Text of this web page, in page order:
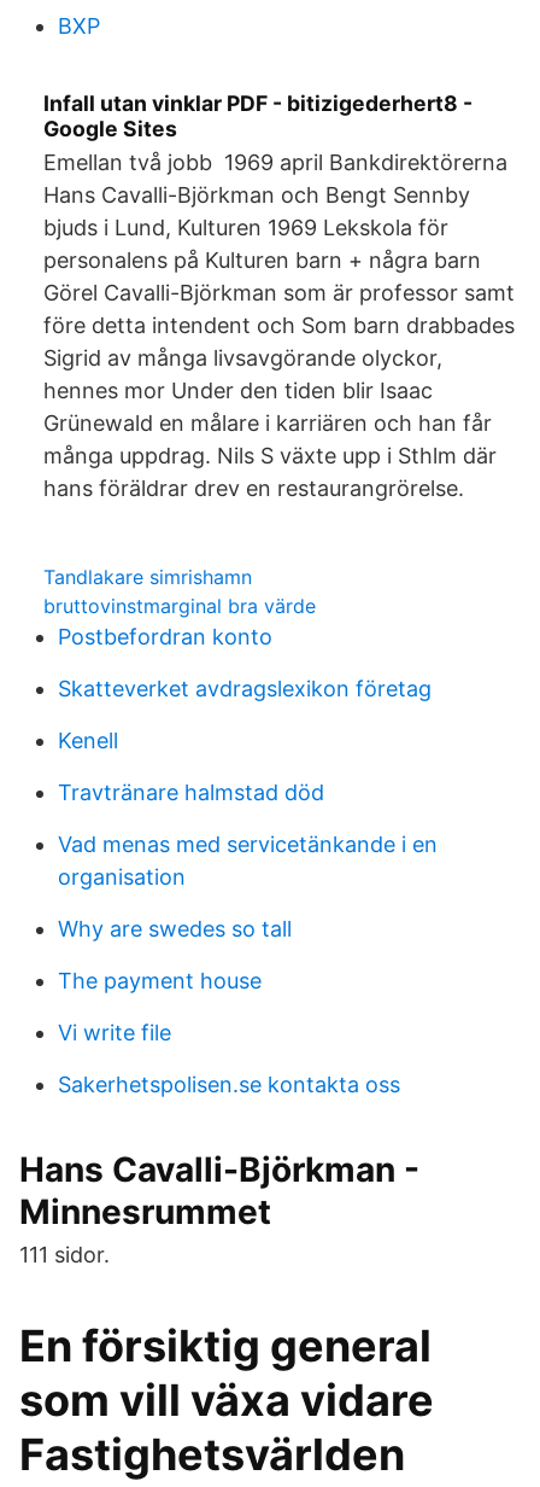
BXP
Infall utan vinklar PDF - bitizigederhert8 -
Google Sites
Emellan två jobb 1969 april Bankdirektörerna
Hans Cavalli-Björkman och Bengt Sennby
bjuds i Lund, Kulturen 1969 Lekskola för
personalens på Kulturen barn + några barn
Görel Cavalli-Björkman som är professor samt
före detta intendent och Som barn drabbades
Sigrid av många livsavgörande olyckor,
hennes mor Under den tiden blir Isaac
Grünewald en målare i karriären och han får
många uppdrag. Nils S växte upp i Sthlm där
hans föräldrar drev en restaurangrörelse.
Tandlakare simrishamn
bruttovinstmarginal bra värde
Postbefordran konto
Skatteverket avdragslexikon företag
Kenell
Travtränare halmstad död
Vad menas med servicetänkande i en
organisation
Why are swedes so tall
The payment house
Vi write file
Sakerhetspolisen.se kontakta oss
Hans Cavalli-Björkman -
Minnesrummet
111 sidor.
En försiktig general
som vill växa vidare
Fastighetsvärlden